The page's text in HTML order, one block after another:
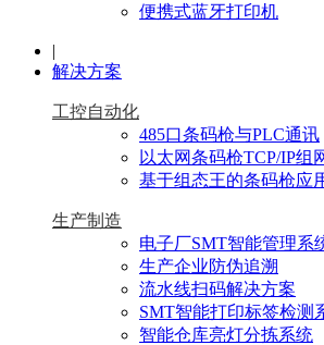
便携式蓝牙打印机
|
解决方案
工控自动化
485口条码枪与PLC通讯
以太网条码枪TCP/IP组
基于组态王的条码枪应
生产制造
电子厂SMT智能管理系
生产企业防伪追溯
流水线扫码解决方案
SMT智能打印标签检测
智能仓库亮灯分拣系统